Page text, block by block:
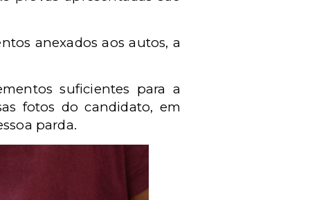
anexados aos autos, a
suficientes para a
fotos do candidato, em
parda.